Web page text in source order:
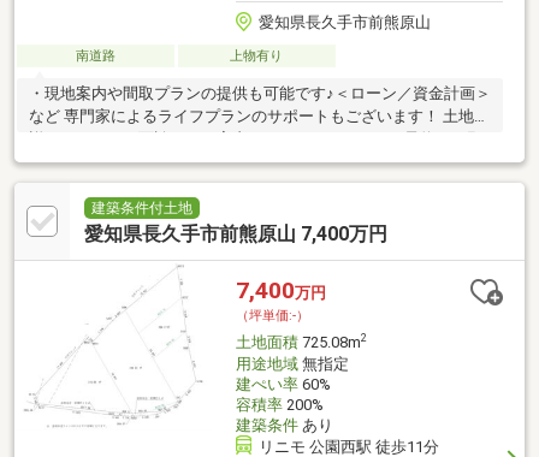
愛知県長久手市前熊原山
南道路 上物有り
・現地案内や間取プランの提供も可能です♪＜ローン／資金計画＞
など 専門家によるライフプランのサポートもございます！ 土地の
い致します。
建築条件付土地
愛知県長久手市前熊原山 7,400万円
7,400万円
（坪単価:-）
土地面積725.08m2
用途地域無指定
建ぺい率60%
容積率200%
建築条件あり
リニモ 公園西駅 徒歩11分